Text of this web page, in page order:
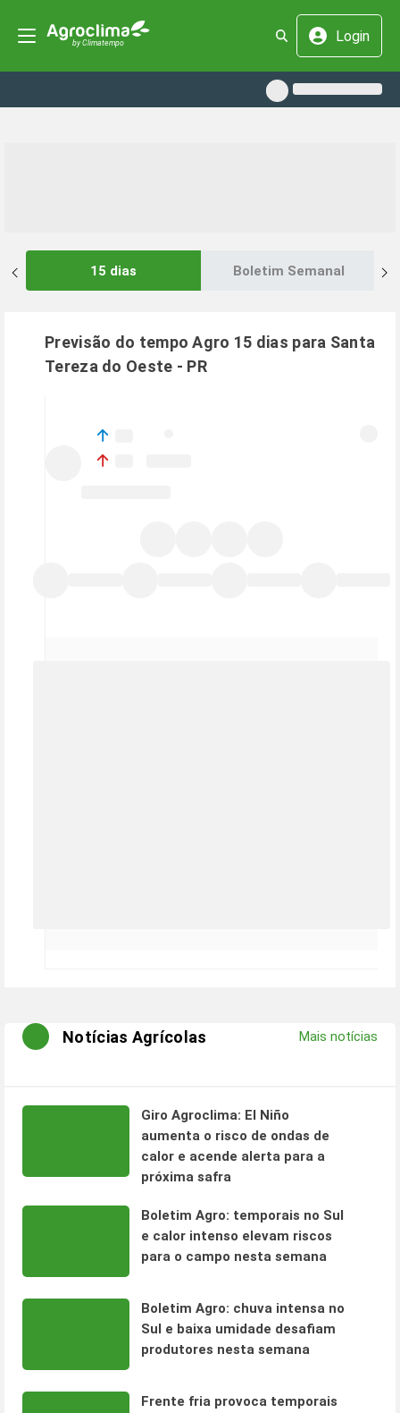
Login
15 dias Boletim Semanal
Previsão do tempo Agro 15 dias para Santa
Tereza do Oeste - PR
Notícias Agrícolas Mais notícias
Giro Agroclima: El Niño
aumenta o risco de ondas de
calor e acende alerta para a
próxima safra
Boletim Agro: temporais no Sul
e calor intenso elevam riscos
para o campo nesta semana
Boletim Agro: chuva intensa no
Sul e baixa umidade desafiam
produtores nesta semana
Frente fria provoca temporais